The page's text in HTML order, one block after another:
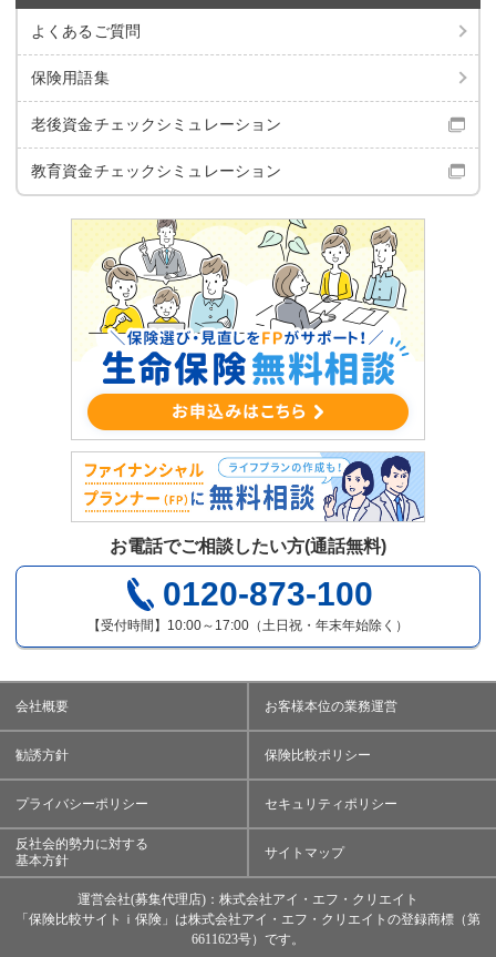
よくあるご質問
保険用語集
老後資金チェックシミュレーション
教育資金チェックシミュレーション
お電話でご相談したい方(通話無料)
0120-873-100
【受付時間】10:00～17:00（土日祝・年末年始除く）
会社概要 お客様本位の業務運営
勧誘方針 保険比較ポリシー
プライバシーポリシー セキュリティポリシー
反社会的勢力に対する
基本方針
サイトマップ
運営会社(募集代理店)：株式会社アイ・エフ・クリエイト
「保険比較サイトｉ保険」は株式会社アイ・エフ・クリエイトの登録商標（第
6611623号）です。